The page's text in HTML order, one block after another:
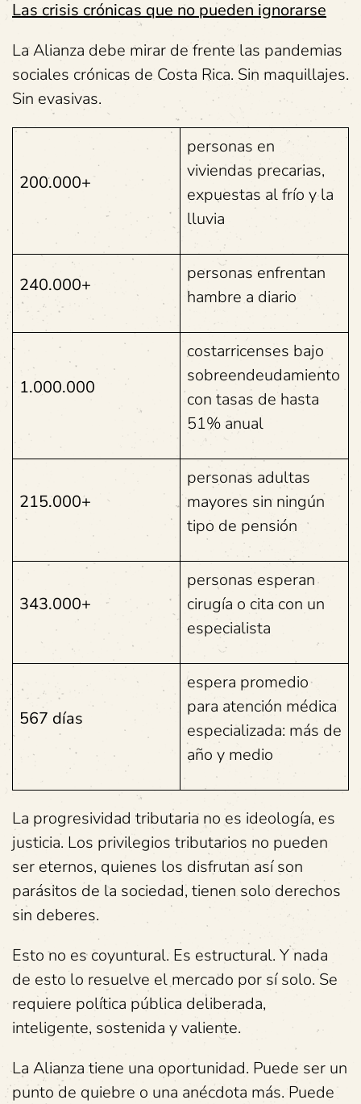
Las crisis crónicas que no pueden ignorarse
La Alianza debe mirar de frente las pandemias
sociales crónicas de Costa Rica. Sin maquillajes.
Sin evasivas.
200.000+
personas en
viviendas precarias,
expuestas al frío y la
lluvia
240.000+
personas enfrentan
hambre a diario
1.000.000
costarricenses bajo
sobreendeudamiento
con tasas de hasta
51% anual
215.000+
personas adultas
mayores sin ningún
tipo de pensión
343.000+
personas esperan
cirugía o cita con un
especialista
567 días
espera promedio
para atención médica
especializada: más de
año y medio
La progresividad tributaria no es ideología, es
justicia. Los privilegios tributarios no pueden
ser eternos, quienes los disfrutan así son
parásitos de la sociedad, tienen solo derechos
sin deberes.
Esto no es coyuntural. Es estructural. Y nada
de esto lo resuelve el mercado por sí solo. Se
requiere política pública deliberada,
inteligente, sostenida y valiente.
La Alianza tiene una oportunidad. Puede ser un
punto de quiebre o una anécdota más. Puede